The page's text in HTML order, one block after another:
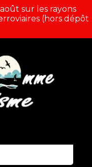
sur les rayons
(hors dépôt